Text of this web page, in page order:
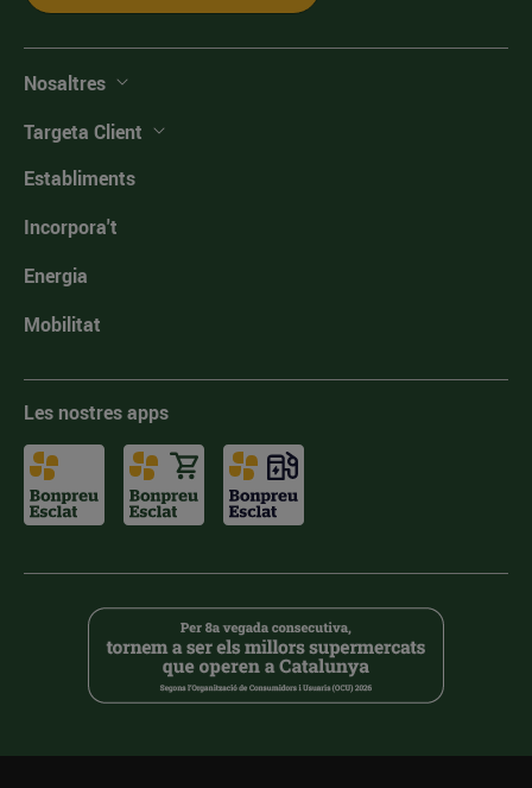
Nosaltres
Targeta Client
Establiments
Incorpora't
Energia
Mobilitat
Les nostres apps